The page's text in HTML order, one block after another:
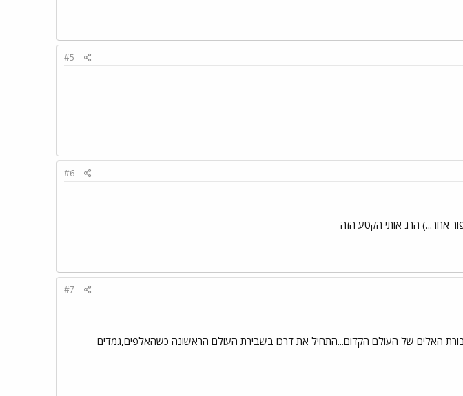
#5
#6
אחר...) הרג אותי הקטע הזה
#7
האלים של העולם הקדום...התחיל את דרכו בשבירת העולם הראשונה כשהאלפים,גמדים